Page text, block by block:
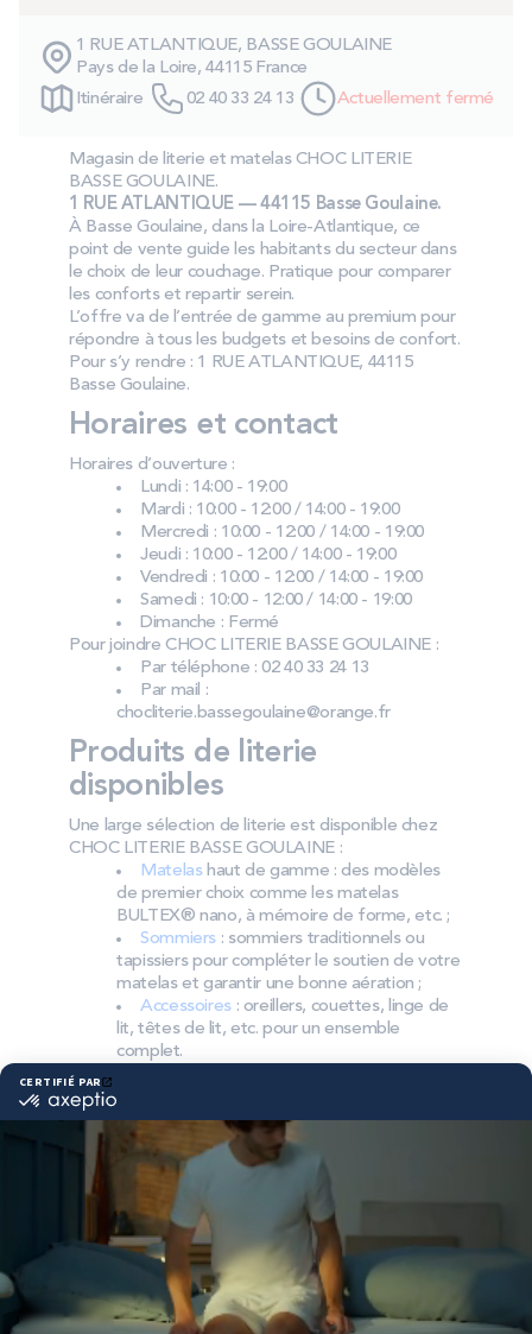
Technologie bultex
Nos engagements
Storelocator
ContactMon compte
1 RUE ATLANTIQUE, BASSE GOULAINE
Pays de la Loire, 44115 France
Itinéraire
02 40 33 24 13 Actuellement fermé
Magasin de literie et matelas CHOC LITERIE
BASSE GOULAINE.
1 RUE ATLANTIQUE — 44115 Basse Goulaine.
À Basse Goulaine, dans la Loire-Atlantique, ce
point de vente guide les habitants du secteur dans
le choix de leur couchage. Pratique pour comparer
les conforts et repartir serein.
L’offre va de l’entrée de gamme au premium pour
répondre à tous les budgets et besoins de confort.
Pour s’y rendre : 1 RUE ATLANTIQUE, 44115
Basse Goulaine.
Horaires et contact
Horaires d’ouverture :
Lundi : 14:00 - 19:00
Mardi : 10:00 - 12:00 / 14:00 - 19:00
Mercredi : 10:00 - 12:00 / 14:00 - 19:00
Jeudi : 10:00 - 12:00 / 14:00 - 19:00
Vendredi : 10:00 - 12:00 / 14:00 - 19:00
Samedi : 10:00 - 12:00 / 14:00 - 19:00
Dimanche : Fermé
Pour joindre CHOC LITERIE BASSE GOULAINE :
Par téléphone : 02 40 33 24 13
Par mail :
chocliterie.bassegoulaine@orange.fr
Produits de literie
disponibles
Une large sélection de literie est disponible chez
CHOC LITERIE BASSE GOULAINE :
Matelashaut de gamme : des modèles
de premier choix comme les matelas
BULTEX® nano, à mémoire de forme, etc. ;
Sommiers : sommiers traditionnels ou
tapissiers pour compléter le soutien de votre
matelas et garantir une bonne aération ;
Accessoires: oreillers, couettes, linge de
lit, têtes de lit, etc. pour un ensemble
complet.
Pourquoi choisir Bultex
comme literie ?
Bultex est l’une des marques préférées des
Français*. Son savoir‑faire historique en matière de
confort et de durabilité guide chaque collection.
Chaque dormeur a ses attentes. Les différentes
fermetés Bultex, associées au bon sommier,
offrent un soutien ciblé et un alignement fiable de
la colonne.
Vous équipez toute la famille ? Des matelas